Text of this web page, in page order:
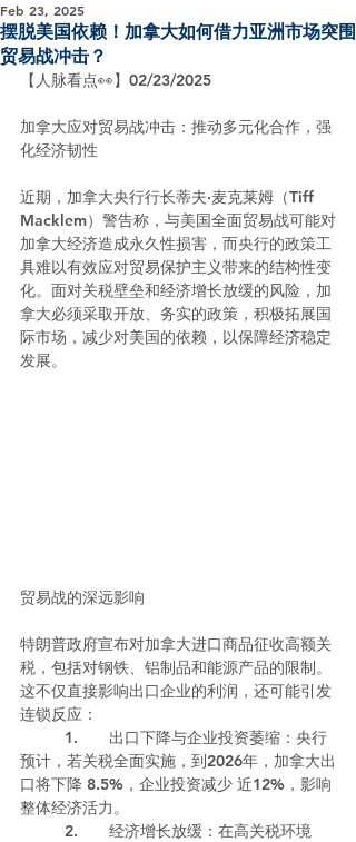
摆脱美国依赖！加拿大如何借力亚洲市场突围
贸易战冲击？
Feb 23, 2025
【人脉看点👀】02/23/2025
加拿大应对贸易战冲击：推动多元化合作，强
化经济韧性
近期，加拿大央行行长蒂夫·麦克莱姆（Tiff
Macklem）警告称，与美国全面贸易战可能对
加拿大经济造成永久性损害，而央行的政策工
具难以有效应对贸易保护主义带来的结构性变
化。面对关税壁垒和经济增长放缓的风险，加
拿大必须采取开放、务实的政策，积极拓展国
际市场，减少对美国的依赖，以保障经济稳定
发展。
贸易战的深远影响
特朗普政府宣布对加拿大进口商品征收高额关
税，包括对钢铁、铝制品和能源产品的限制。
这不仅直接影响出口企业的利润，还可能引发
连锁反应：
预计，若关税全面实施，到2026年，加拿大出
口将下降 8.5%，企业投资减少 近12%，影响
整体经济活力。